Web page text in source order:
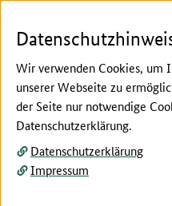
Hier beginnt der Hauptinhalt
So nutzen Sie
für die
Instagram, TikTok & Co.
Wir verwenden Cookies, um
unserer Webseite zu
der Seite nur notwendige
Datenschutzerklärung.
Datenschutzerklärung
Impressum